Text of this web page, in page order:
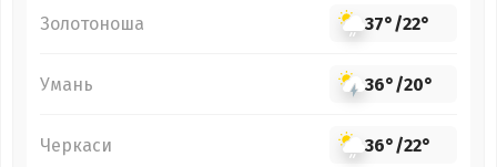
Золотоноша 37°/22°
Умань 36°/20°
Черкаси 36°/22°